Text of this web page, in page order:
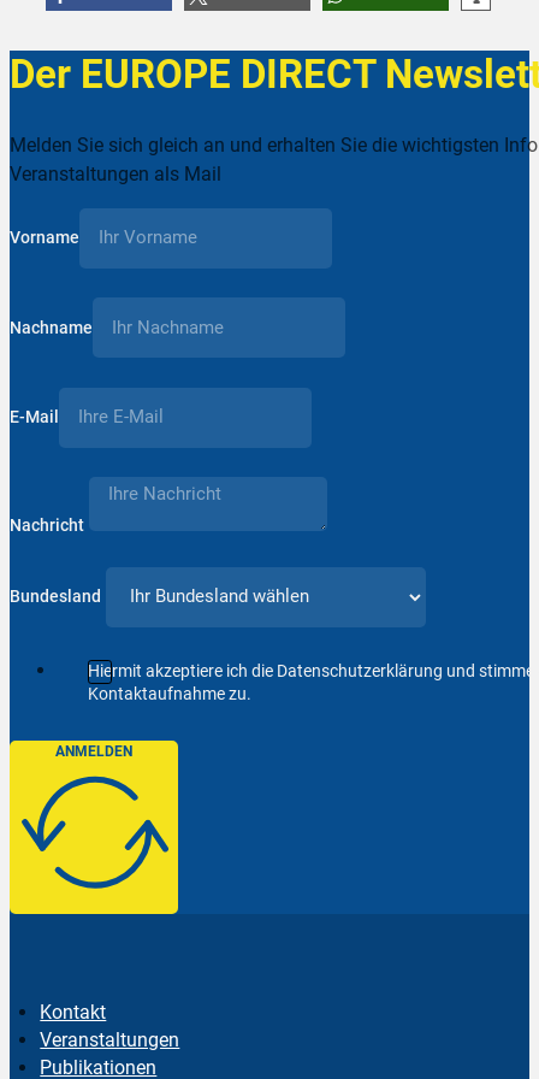
Der EUROPE DIRECT
Melden Sie sich gleich an und erhalten Sie die wichtigsten
Veranstaltungen als Mail
Vorname
Nachname
E-Mail
Nachricht
Bundesland
Hiermit akzeptiere ich die Datenschutzerklärung und
Kontaktaufnahme zu.
ANMELDEN
Kontakt
Veranstaltungen
Publikationen